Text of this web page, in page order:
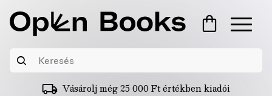
Vásárolj még25 000Ftértékben kiadói